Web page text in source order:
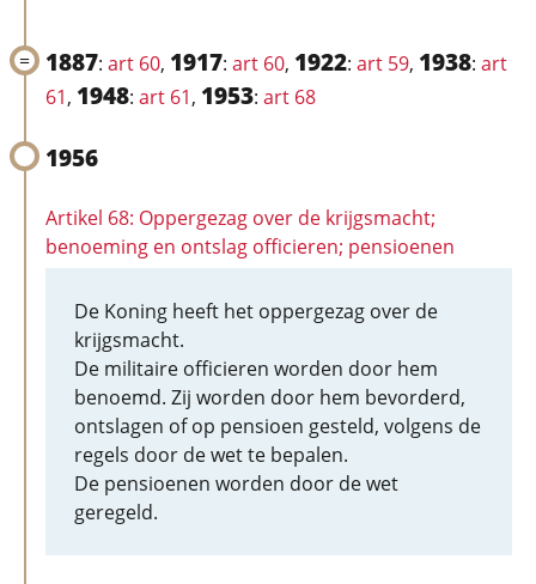
1887: art 60, 1917: art 60, 1922: art 59, 1938: art
61, 1948: art 61, 1953: art 68
1956
Artikel 68: Oppergezag over de krijgsmacht;
benoeming en ontslag officieren; pensioenen
De Koning heeft het oppergezag over de
krijgsmacht.
De militaire officieren worden door hem
benoemd. Zij worden door hem bevorderd,
ontslagen of op pensioen gesteld, volgens de
regels door de wet te bepalen.
De pensioenen worden door de wet
geregeld.